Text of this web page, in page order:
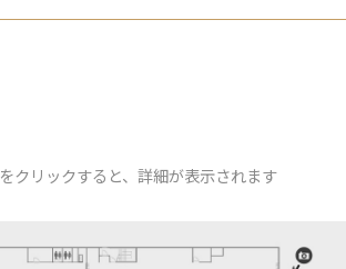
をクリックすると、詳細が表⽰されます